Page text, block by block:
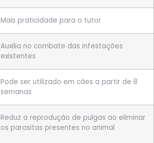
Mais praticidade para o tutor
Auxilia no combate das infestações
existentes
Pode ser utilizado em cães a partir de 8
semanas
Reduz a reprodução de pulgas ao eliminar
os parasitas presentes no animal